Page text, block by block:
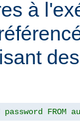
à
password FROM